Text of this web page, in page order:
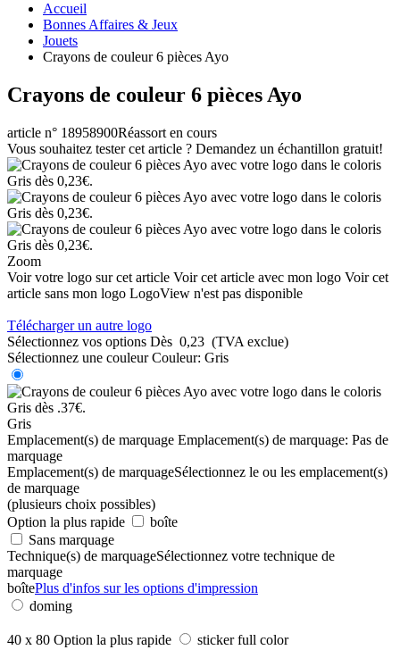
Accueil
Bonnes Affaires & Jeux
Jouets
Crayons de couleur 6 pièces Ayo
Crayons de couleur 6 pièces Ayo
article n° 18958900Réassort en cours
Vous souhaitez tester cet article ? Demandez un échantillon gratuit!
Zoom
Voir votre logo sur cet article Voir cet article avec mon logo Voir cet
article sans mon logo LogoView n'est pas disponible
Télécharger un autre logo
Sélectionnez vos options Dès 0,23 (TVA exclue)
Sélectionnez une couleur Couleur: Gris
Gris
Emplacement(s) de marquage Emplacement(s) de marquage: Pas de
marquage
Emplacement(s) de marquageSélectionnez le ou les emplacement(s)
de marquage
(plusieurs choix possibles)
Option la plus rapide
boîte
Sans marquage
Technique(s) de marquageSélectionnez votre technique de
marquage
boîtePlus d'infos sur les options d'impression
doming
40 x 80 Option la plus rapide sticker full color